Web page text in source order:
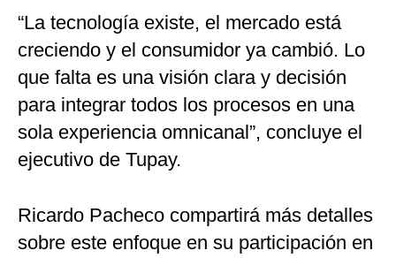
“La tecnología existe, el mercado está
creciendo y el consumidor ya cambió. Lo
que falta es una visión clara y decisión
para integrar todos los procesos en una
sola experiencia omnicanal”, concluye el
ejecutivo de Tupay.
Ricardo Pacheco compartirá más detalles
sobre este enfoque en su participación en